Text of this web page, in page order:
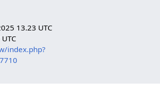
13.23 UTC
index.php?